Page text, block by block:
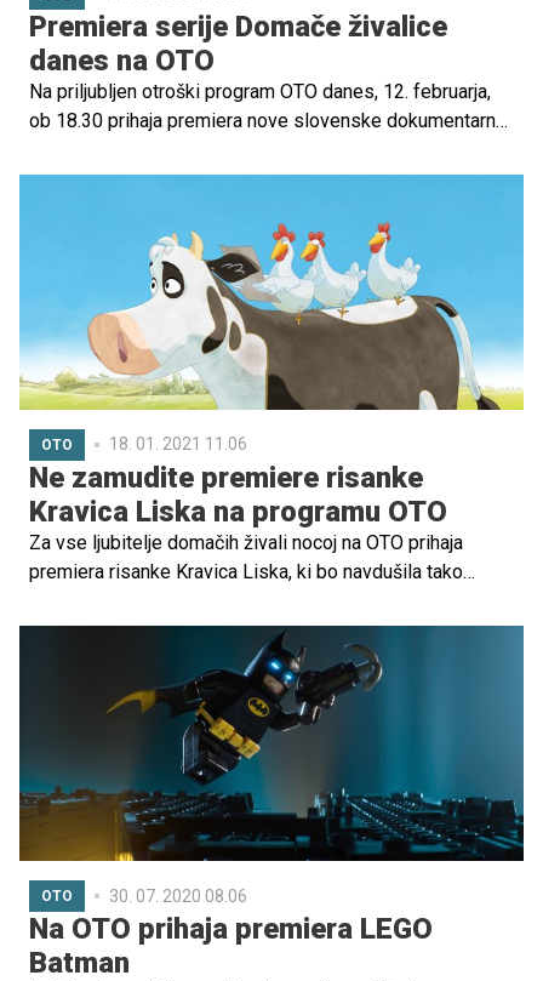
Premiera serije Domače živalice
danes na OTO
Na priljubljen otroški program OTO danes, 12. februarja,
ob 18.30 prihaja premiera nove slovenske dokumentarne
kateri bodo malčki spoznavali domače živali.
OTO 18. 01. 2021 11.06
Ne zamudite premiere risanke
Kravica Liska na programu OTO
Za vse ljubitelje domačih živali nocoj na OTO prihaja
premiera risanke Kravica Liska, ki bo navdušila tako
OTO 30. 07. 2020 08.06
Na OTO prihaja premiera LEGO
Batman